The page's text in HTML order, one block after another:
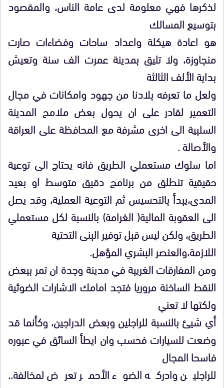
لذكرها فهي معلومة لدى عامة الناس، والمقصود
بتوسيع المسالك
هو اعادة هيكلة واعداد ساحات وفضاءات صارت
منجاوزة، ولا تليق بمدينة عمرت الف سنة وتعيش
بداية الألف الثالثة
ولعل ما تعرفه بلادنا من جهود وامكانات في مجال
التعمير لقادر على ان يحول بعض ملامح المدينة
السلبية الى اخرى مشرفة مع المحافظة على العراقة
والأصالة .
اما سلوك مستعملي الطريق فانه يحتاج الى توعية
حقيقية تنطلق من برنامج دقيق متوسط او بعيد
المدى،يبدأ بالتحسيس ثم التوعية العملية، وقد يصل
الى العقوبة المالية( الغرامة) بالنسبة لكل مستعملي
الطريق، ولكن ليس قبل توفير البنى التحتية
اللازمة،والعنصر البشري المؤهل.
ومن المفارقات الغريبة في مدينة وجدة ان تمر ببعض
النقط الساخنة مروريا فتجد امامك الاشارات الضوئية
ولكتها لا تعني
أي شيئ بالنسبة للراجلين وبعض الدراجين، وكأنما قد
وضعت للسيارات فحسب وان ايطأ السائق في عبوره
فاسحا المجال
للراجلين وادركه الضوء الأحمر تعرض لمخالفة..